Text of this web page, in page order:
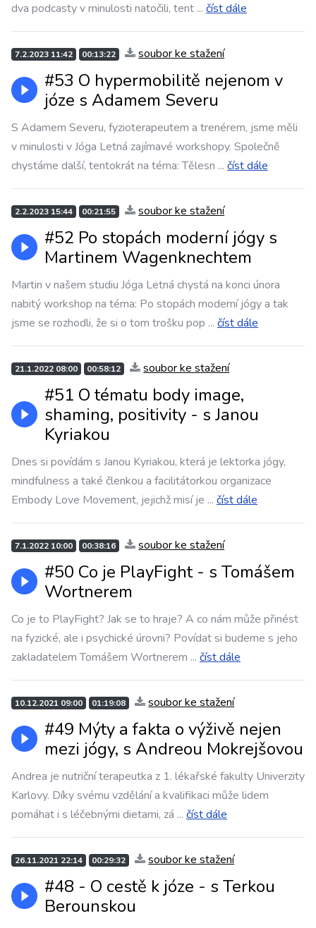
dva podcasty v minulosti natočili, tent ... číst dále
7.2.2023 11:42 00:13:22 soubor ke stažení
#53 O hypermobilitě nejenom v
józe s Adamem Severu
S Adamem Severu, fyzioterapeutem a trenérem, jsme měli
v minulosti v Jóga Letná zajímavé workshopy. Společně
chystáme další, tentokrát na téma: Tělesn ... číst dále
2.2.2023 15:44 00:21:55 soubor ke stažení
#52 Po stopách moderní jógy s
Martinem Wagenknechtem
Martin v našem studiu Jóga Letná chystá na konci února
nabitý workshop na téma: Po stopách moderní jógy a tak
jsme se rozhodli, že si o tom trošku pop ... číst dále
21.1.2022 08:00 00:58:12 soubor ke stažení
#51 O tématu body image,
shaming, positivity - s Janou
Kyriakou
Dnes si povídám s Janou Kyriakou, která je lektorka jógy,
mindfulness a také členkou a facilitátorkou organizace
Embody Love Movement, jejichž misí je ... číst dále
7.1.2022 10:00 00:38:16 soubor ke stažení
#50 Co je PlayFight - s Tomášem
Wortnerem
Co je to PlayFight? Jak se to hraje? A co nám může přinést
na fyzické, ale i psychické úrovni? Povídat si budeme s jeho
zakladatelem Tomášem Wortnerem ... číst dále
10.12.2021 09:00 01:19:08 soubor ke stažení
#49 Mýty a fakta o výživě nejen
mezi jógy, s Andreou Mokrejšovou
Andrea je nutriční terapeutka z 1. lékařské fakulty Univerzity
Karlovy. Díky svému vzdělání a kvalifikaci může lidem
pomáhat i s léčebnými dietami, zá ... číst dále
26.11.2021 22:14 00:29:32 soubor ke stažení
#48 - O cestě k józe - s Terkou
Berounskou